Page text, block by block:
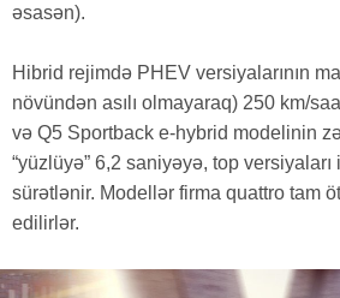
əsasən).
Hibrid rejimdə PHEV versiyalarının
növündən asılı olmayaraq) 250 km/
və Q5 Sportback e-hybrid modelinin
“yüzlüyə” 6,2 saniyəyə, top
sürətlənir. Modellər firma quattro tam
edilirlər.